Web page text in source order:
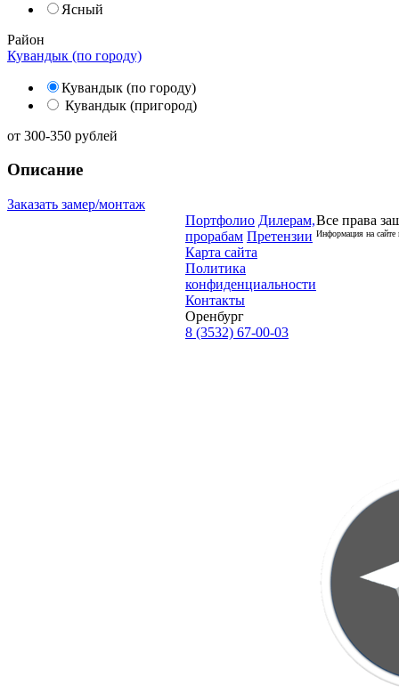
Ясный
Район
Кувандык (по городу)
Кувандык (по городу)
Кувандык (пригород)
от 300-350 рублей
Описание
Заказать замер/монтаж
Портфолио Дилерам,
прорабам Претензии
Карта сайта
Политика
конфиденциальности
Контакты
Оренбург
8 (3532) 67-00-03
Все права
Информация на сайте